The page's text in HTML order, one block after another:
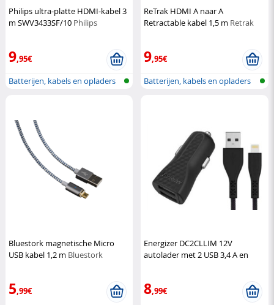
Philips ultra-platte HDMI-kabel 3
m SWV3433SF/10 Philips
9,95€
Batterijen, kabels en opladers
ReTrak HDMI A naar A
Retractable kabel 1,5 m Retrak
9,95€
Batterijen, kabels en opladers
Bluestork magnetische Micro
USB kabel 1,2 m Bluestork
5,99€
Energizer DC2CLLIM 12V
autolader met 2 USB 3,4 A en
8,99€